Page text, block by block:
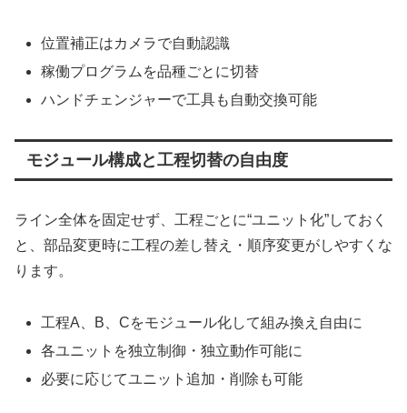
位置補正はカメラで自動認識
稼働プログラムを品種ごとに切替
ハンドチェンジャーで工具も自動交換可能
モジュール構成と工程切替の自由度
ライン全体を固定せず、工程ごとに“ユニット化”しておく
と、部品変更時に工程の差し替え・順序変更がしやすくな
ります。
工程A、B、Cをモジュール化して組み換え自由に
各ユニットを独立制御・独立動作可能に
必要に応じてユニット追加・削除も可能